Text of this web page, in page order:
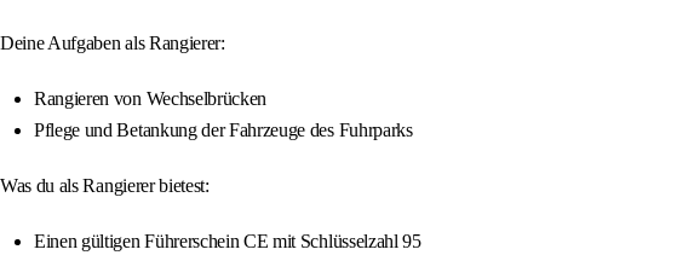
Deine Aufgaben als Rangierer:
Rangieren von Wechselbrücken
Pflege und Betankung der Fahrzeuge des Fuhrparks
Was du als Rangierer bietest:
Einen gültigen Führerschein CE mit Schlüsselzahl 95